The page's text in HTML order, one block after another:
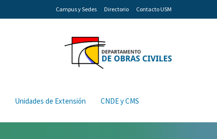
Campus y Sedes Directorio Contacto USM
Unidades de Extensión CNDE y CMS